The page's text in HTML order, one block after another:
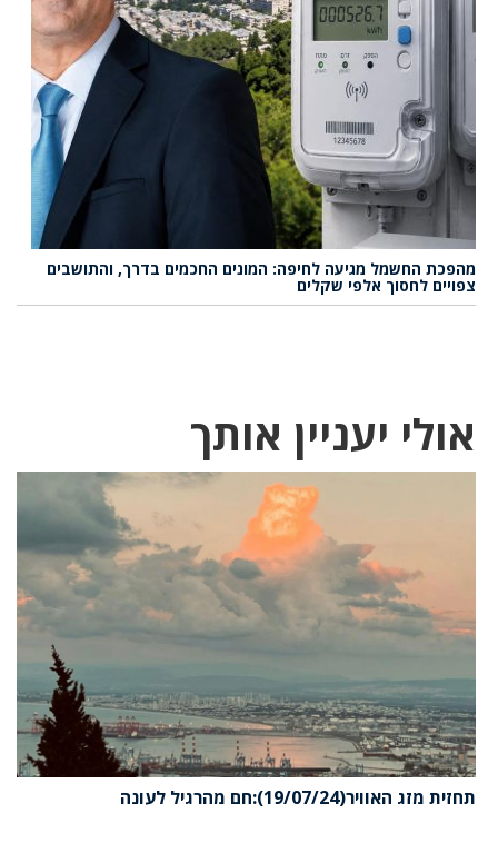
מהפכת החשמל מגיעה לחיפה: המונים החכמים בדרך, והתושבים
צפויים לחסוך אלפי שקלים
אולי יעניין אותך
תחזית מזג האוויר(19/07/24):חם מהרגיל לעונה